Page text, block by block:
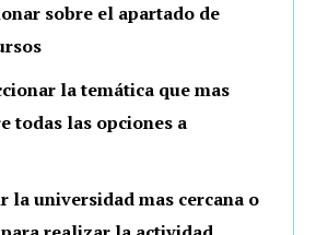
sobre el apartado de
la temática que mas
todas las opciones a
la universidad mas cercana o